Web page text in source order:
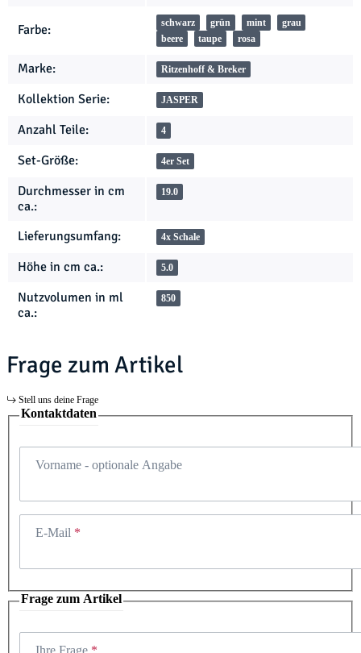
Farbe: schwarz grün mint
grau
beere
taupe rosa
Marke: Ritzenhoff & Breker
Kollektion Serie: JASPER
Anzahl Teile: 4
Set-Größe: 4er Set
Durchmesser in cm
ca.:
19.0
Lieferungsumfang: 4x Schale
Höhe in cm ca.: 5.0
Nutzvolumen in ml
ca.:
850
Frage zum Artikel
Stell uns deine Frage
Kontaktdaten
Vorname - optionale Angabe
E-Mail
Frage zum Artikel
Ihre Frage